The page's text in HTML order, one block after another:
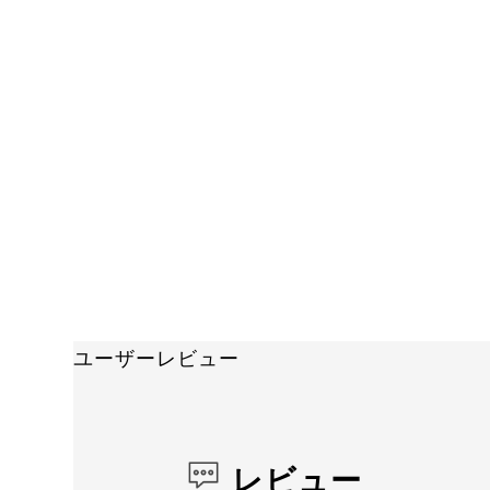
ユーザーレビュー
レビュー